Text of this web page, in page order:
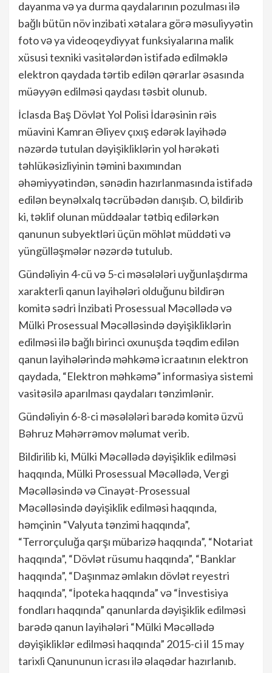
dayanma və ya durma qaydalarının pozulması ilə
bağlı bütün növ inzibati xətalara görə məsuliyyətin
foto və ya videoqeydiyyat funksiyalarına malik
xüsusi texniki vasitələrdən istifadə edilməklə
elektron qaydada tərtib edilən qərarlar əsasında
müəyyən edilməsi qaydası təsbit olunub.
İclasda Baş Dövlət Yol Polisi İdarəsinin rəis
müavini Kamran Əliyev çıxış edərək layihədə
nəzərdə tutulan dəyişikliklərin yol hərəkəti
təhlükəsizliyinin təmini baxımından
əhəmiyyətindən, sənədin hazırlanmasında istifadə
edilən beynəlxalq təcrübədən danışıb. O, bildirib
ki, təklif olunan müddəalar tətbiq edilərkən
qanunun subyektləri üçün möhlət müddəti və
yüngülləşmələr nəzərdə tutulub.
Gündəliyin 4-cü və 5-ci məsələləri uyğunlaşdırma
xarakterli qanun layihələri olduğunu bildirən
komitə sədri İnzibati Prosessual Məcəllədə və
Mülki Prosessual Məcəlləsində dəyişikliklərin
edilməsi ilə bağlı birinci oxunuşda təqdim edilən
qanun layihələrində məhkəmə icraatının elektron
qaydada, “Elektron məhkəmə” informasiya sistemi
vasitəsilə aparılması qaydaları tənzimlənir.
Gündəliyin 6-8-ci məsələləri barədə komitə üzvü
Bəhruz Məhərrəmov məlumat verib.
Bildirilib ki, Mülki Məcəllədə dəyişiklik edilməsi
haqqında, Mülki Prosessual Məcəllədə, Vergi
Məcəlləsində və Cinayət-Prosessual
Məcəlləsində dəyişiklik edilməsi haqqında,
həmçinin “Valyuta tənzimi haqqında”,
“Terrorçuluğa qarşı mübarizə haqqında”, “Notariat
haqqında”, “Dövlət rüsumu haqqında”, “Banklar
haqqında”, “Daşınmaz əmlakın dövlət reyestri
haqqında”, “İpoteka haqqında” və “İnvestisiya
fondları haqqında” qanunlarda dəyişiklik edilməsi
barədə qanun layihələri “Mülki Məcəllədə
dəyişikliklər edilməsi haqqında” 2015-ci il 15 may
tarixli Qanununun icrası ilə əlaqədar hazırlanıb.